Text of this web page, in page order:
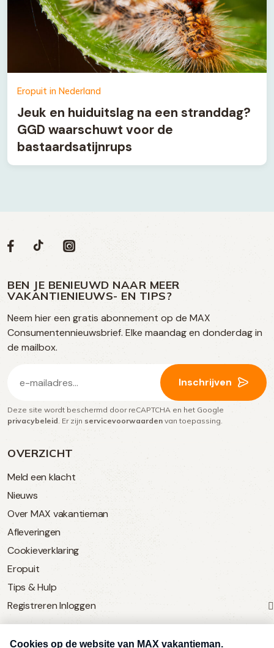
Eropuit in Nederland
Jeuk en huiduitslag na een stranddag?
GGD waarschuwt voor de
bastaardsatijnrups
OVERZICHT
Meld een klacht
Nieuws
Over MAX vakantieman
Afleveringen
Cookieverklaring
Eropuit
Tips & Hulp
Registreren Inloggen
SERVICE
Volg
op
social
media
Social
Volg
op
Facebook
Volg
op
TikTok
Volg
op
Instagram
BEN JE BENIEUWD NAAR MEER
VAKANTIENIEUWS- EN TIPS?
Neem hier een gratis abonnement op de MAX
Consumentennieuwsbrief. Elke maandag en donderdag in
de mailbox.
mailadres
(Vereist)
Inschrijven
Deze site wordt beschermd door reCAPTCHA en het Google
privacybeleid . Er zijn servicevoorwaarden van toepassing.